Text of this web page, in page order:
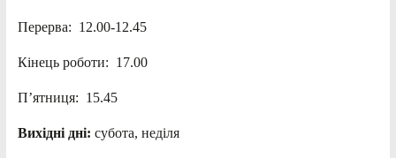
Перерва: 12.00-12.45
Кінець роботи: 17.00
П’ятниця: 15.45
Вихідні дні: субота, неділя